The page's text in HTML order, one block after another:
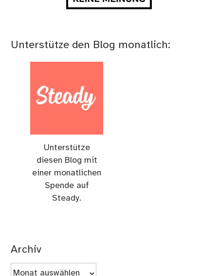
Unterstütze den Blog monatlich:
Unterstütze
diesen Blog mit
einer monatlichen
Spende auf
Steady.
Archiv
Archiv